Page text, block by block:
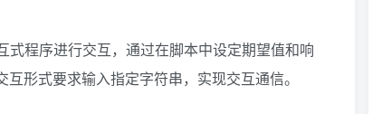
程序进行交互，通过在脚本中设定期望值和响
形式要求输入指定字符串，实现交互通信。